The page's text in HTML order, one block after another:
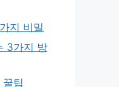
지 비밀
3가지 방
팁